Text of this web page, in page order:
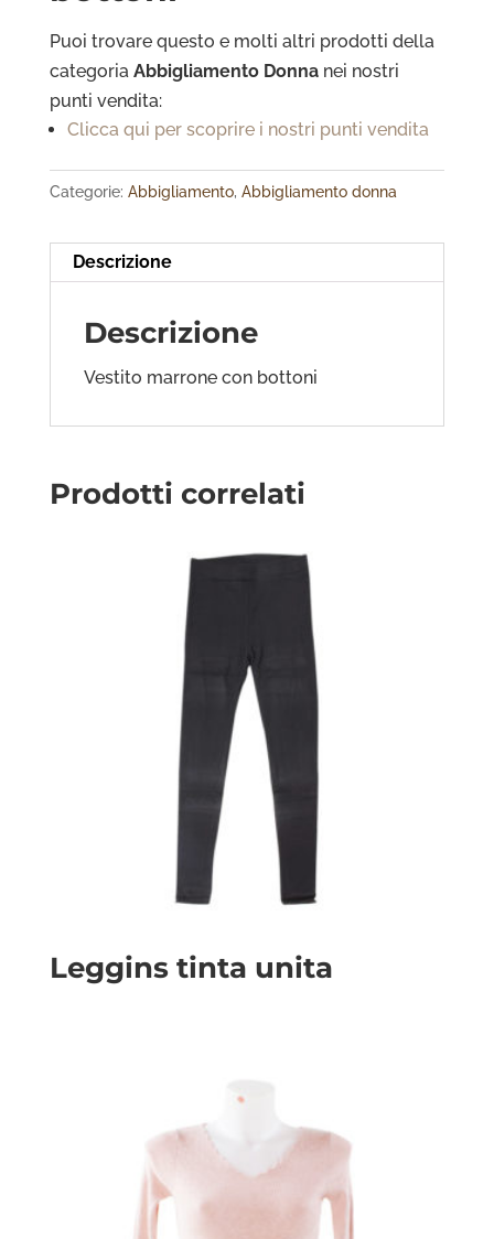
Puoi trovare questo e molti altri prodotti della
categoria Abbigliamento Donna nei nostri
punti vendita:
Clicca qui per scoprire i nostri punti vendita
Categorie: Abbigliamento, Abbigliamento donna
Descrizione
Descrizione
Vestito marrone con bottoni
Prodotti correlati
Leggins tinta unita